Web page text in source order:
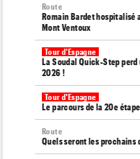
Route
Romain Bardet hospitalisé
Mont Ventoux
Tour d'Espagne
La Soudal Quick-Step
2026 !
Tour d'Espagne
Le parcours de la 20e
Route
Quels seront les